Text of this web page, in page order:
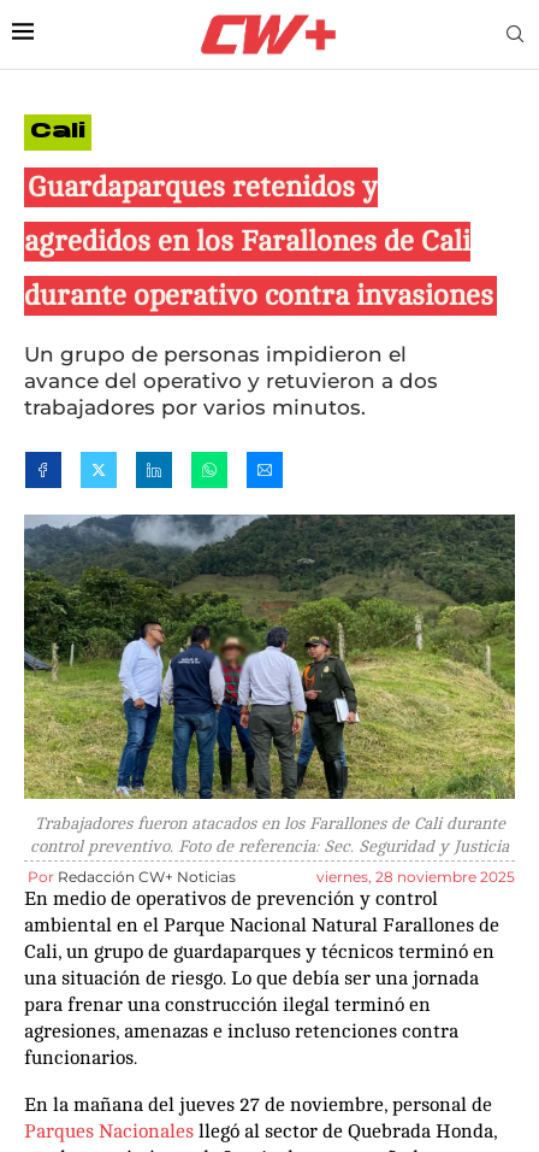
Cali
Guardaparques retenidos y
agredidos en los Farallones de Cali
durante operativo contra invasiones
Un grupo de personas impidieron el
avance del operativo y retuvieron a dos
trabajadores por varios minutos.
Trabajadores fueron atacados en los Farallones de Cali durante
control preventivo. Foto de referencia: Sec. Seguridad y Justicia
Por Redacción CW+ Noticias viernes, 28 noviembre 2025
En medio de operativos de prevención y control
ambiental en el Parque Nacional Natural Farallones de
Cali, un grupo de guardaparques y técnicos terminó en
una situación de riesgo. Lo que debía ser una jornada
para frenar una construcción ilegal terminó en
agresiones, amenazas e incluso retenciones contra
funcionarios.
En la mañana del jueves 27 de noviembre, personal de
Parques Nacionales llegó al sector de Quebrada Honda,